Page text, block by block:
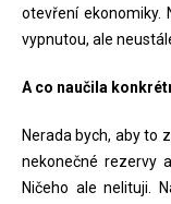
otevření ekonomiky.
vypnutou, ale
A co naučila
Nerada bych, aby to
nekonečné rezervy
Ničeho ale nelituji.